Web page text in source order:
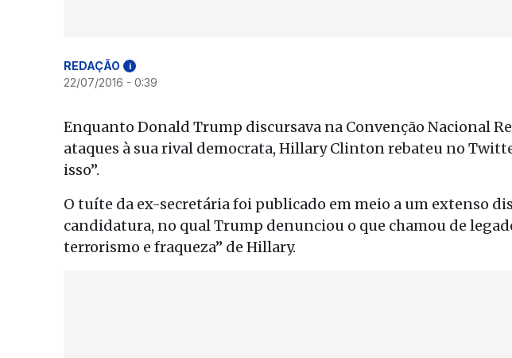
REDAÇÃO i
22/07/2016 - 0:39
Enquanto Donald Trump discursava na Convenção Nacional
ataques à sua rival democrata, Hillary Clinton rebateu no
isso”.
O tuíte da ex-secretária foi publicado em meio a um extenso
candidatura, no qual Trump denunciou o que chamou de
terrorismo e fraqueza” de Hillary.